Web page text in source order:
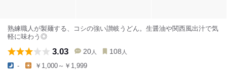
熟練職人が製麺する、コシの強い讃岐うどん。生醤油や関西風出汁で気
軽に味わう◎
3.03 20 人 108 人
- ￥1,000～￥1,999